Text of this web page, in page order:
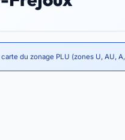
du zonage PLU (zones U, AU,